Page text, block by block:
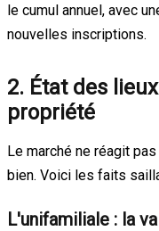
le cumul annuel, avec
nouvelles inscriptions.
2. État des
propriété
Le marché ne réagit
bien. Voici les faits
L'unifamiliale : la